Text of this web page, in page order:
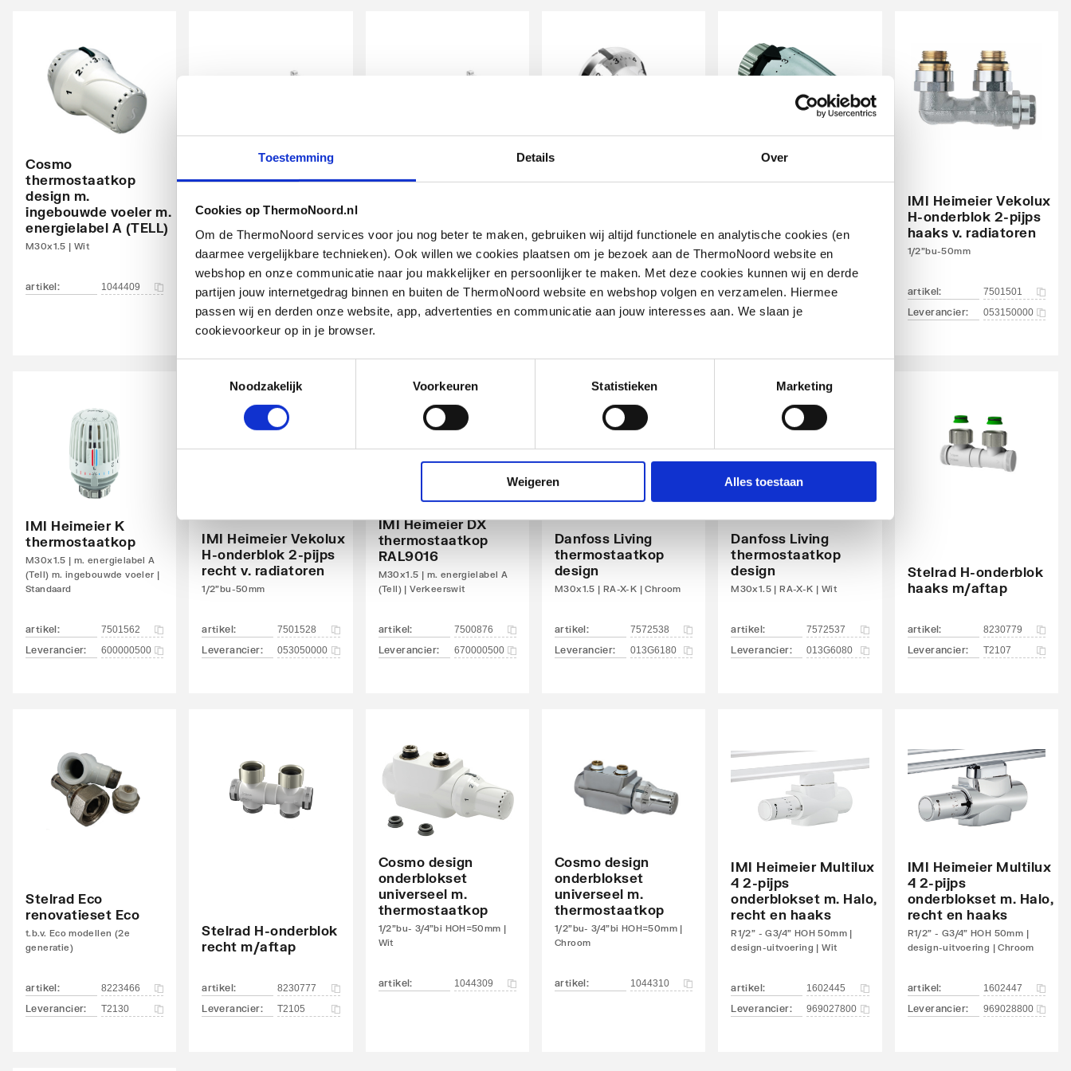
Toestemming Details Over
Cookies op ThermoNoord.nl
Om de ThermoNoord services voor jou nog beter te maken, gebruiken wij altijd functionele en analytische cookies (en
daarmee vergelijkbare technieken). Ook willen we cookies plaatsen om je bezoek aan de ThermoNoord website en
webshop en onze communicatie naar jou makkelijker en persoonlijker te maken. Met deze cookies kunnen wij en derde
partijen jouw internetgedrag binnen en buiten de ThermoNoord website en webshop volgen en verzamelen. Hiermee
passen wij en derden onze website, app, advertenties en communicatie aan jouw interesses aan. We slaan je
cookievoorkeur op in je browser.
Noodzakelijk
Voorkeuren Statistieken Marketing
Weigeren Alles toestaan
laboratorium
N-exponent
Max. werkdruk
11.9
Standaard kleur
Kleur
RAL-nummer 9016
Glansgraad Glanzend
Ja
Ja
Kantelbaar
Aantal standaard aansluitingen
Aansluitcombi 11 onderzijde links/onderzijde
Aansluitcombi 18 onderzijde links/onderzijde
rechts
Nee
Aansluitcombi 32 zijkant linksboven/zijkant
Aansluitcombi 37 zijkant linksboven/zijkant
Nee
Aansluitcombi 45 bovenzijde links/bovenzijde
rechts
Aansluitcombi 48 bovenzijde links/onderzijde
Aansluitcombi 58 bovenzijde
rechts/onderzijde rechts
Nee
linksonder
Cosmo
thermostaatkop
design m.
ingebouwde voeler m.
energielabel A (TELL)
M30x1.5 | Wit
artikel: 1044409
handdoekbeugel t.b.v.
standaard radiatoren
z. vlakke voorplaat
artikel 7702024
handdoekbeugel t.b.v.
z. vlakke voorplaat
artikel: 7702025
Cosmo
thermostaatkop
energielabel A (TELL)
artikel 1044411
M30x1.5 | m. energielabel A
(Tell) | Chroom
artikel: 7500878
Leverancier
IMI Heimeier Vekolux
H-onderblok 2-pijps
haaks v. radiatoren
1/2"bu-50mm
artikel: 7501501
Leverancier: 053150000
IMI Heimeier K
thermostaatkop
M30x1.5 | m. energielabel A
(Tell) m. ingebouwde voeler |
Standaard
artikel: 7501562
Leverancier: 600000500
IMI Heimeier Vekolux
H-onderblok 2-pijps
recht v. radiatoren
1/2"bu-50mm
artikel: 7501528
Leverancier: 053050000
IMI Heimeier DX
thermostaatkop
RAL9016
M30x1.5 | m. energielabel A
(Tell) | Verkeerswit
artikel: 7500876
Leverancier: 670000500
Danfoss Living
thermostaatkop
design
M30x1.5 | RA-X-K | Chroom
artikel: 7572538
Leverancier: 013G6180
Danfoss Living
thermostaatkop
design
M30x1.5 | RA-X-K | Wit
artikel: 7572537
Leverancier: 013G6080
Stelrad H-onderblok
haaks m/aftap
artikel: 8230779
Leverancier: T2107
Stelrad Eco
renovatieset Eco
t.b.v. Eco modellen (2e
generatie)
artikel: 8223466
Leverancier: T2130
Stelrad H-onderblok
recht m/aftap
artikel: 8230777
Leverancier: T2105
Cosmo design
onderblokset
universeel m.
thermostaatkop
1/2"bu- 3/4"bi HOH=50mm |
Wit
artikel: 1044309
Cosmo design
onderblokset
universeel m.
thermostaatkop
1/2"bu- 3/4"bi HOH=50mm |
Chroom
artikel: 1044310
IMI Heimeier Multilux
4 2-pijps
onderblokset m. Halo,
recht en haaks
R1/2" - G3/4" HOH 50mm |
design-uitvoering | Wit
artikel: 1602445
Leverancier: 969027800
IMI Heimeier Multilux
4 2-pijps
onderblokset m. Halo,
recht en haaks
R1/2" - G3/4" HOH 50mm |
design-uitvoering | Chroom
artikel: 1602447
Leverancier: 969028800